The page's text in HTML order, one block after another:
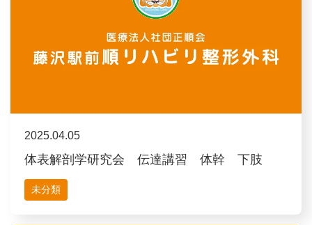
2025.04.05
体表解剖学研究会 伝達講習 体幹 下肢
未分類